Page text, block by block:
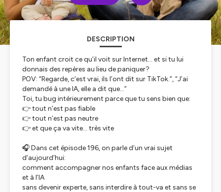
DESCRIPTION
Ton enfant croit ce qu’il voit sur Internet… et si tu lui
donnais des repères au lieu de paniquer?
POV: “Regarde, c’est vrai, ils l’ont dit sur TikTok.”, “J’ai
demandé à une IA, elle a dit que…”
Toi, tu bug intérieurement parce que tu sens bien que:
👉 tout n’est pas fiable
👉 tout n’est pas neutre
👉 et que ça va vite… très vite
🎧 Dans cet épisode 196, on parle d’un vrai sujet
d’aujourd’hui:
comment accompagner nos enfants face aux médias
et à l’IA
sans devenir experte, sans interdire à tout-va et sans se